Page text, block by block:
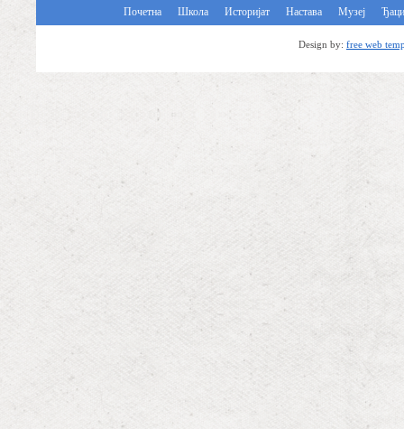
Почетна Школа Историјат Настава Музеј Ђаци
Design by: free web